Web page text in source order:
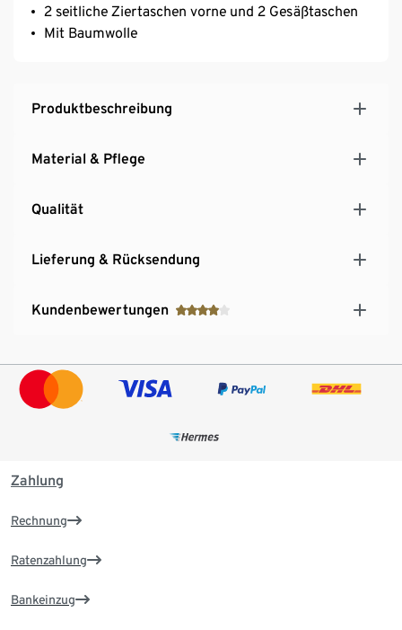
2 seitliche Ziertaschen vorne und 2 Gesäßtaschen
Mit Baumwolle
Produktbeschreibung
Material & Pflege
Qualität
Lieferung & Rücksendung
Kundenbewertungen
Zahlung
Rechnung
Ratenzahlung
Bankeinzug